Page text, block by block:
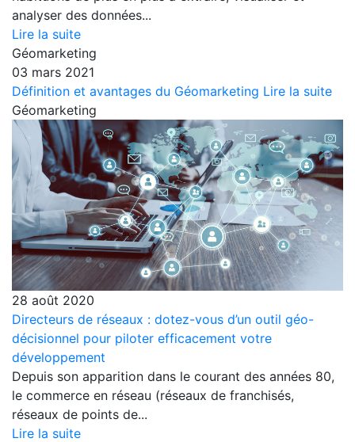
analyser des données...
Lire la suite
Géomarketing
03 mars 2021
Définition et avantages du Géomarketing Lire la suite
Géomarketing
28 août 2020
Directeurs de réseaux : dotez-vous d’un outil géo-
décisionnel pour piloter efficacement votre
développement
Depuis son apparition dans le courant des années 80,
le commerce en réseau (réseaux de franchisés,
réseaux de points de...
Lire la suite